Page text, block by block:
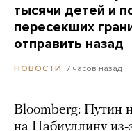
тысячи детей и
пересекших
отправить назад
НОВОСТИ 7 часов назад
Bloomberg: Путин
на Набиуллину из-